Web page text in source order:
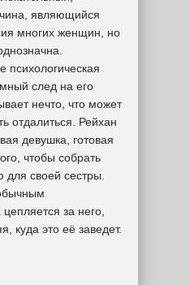
являющийся
многих женщин, но
психологическая
след на его
нечто, что может
отдалиться. Рейхан
девушка, готовая
чтобы собрать
своей сестры.
за него,
куда это её заведет.